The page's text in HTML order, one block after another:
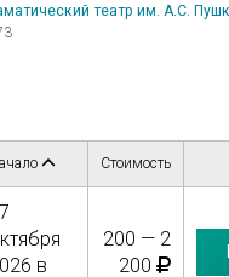
театр им. А.С.
Стоимость
в
200 — 2
200